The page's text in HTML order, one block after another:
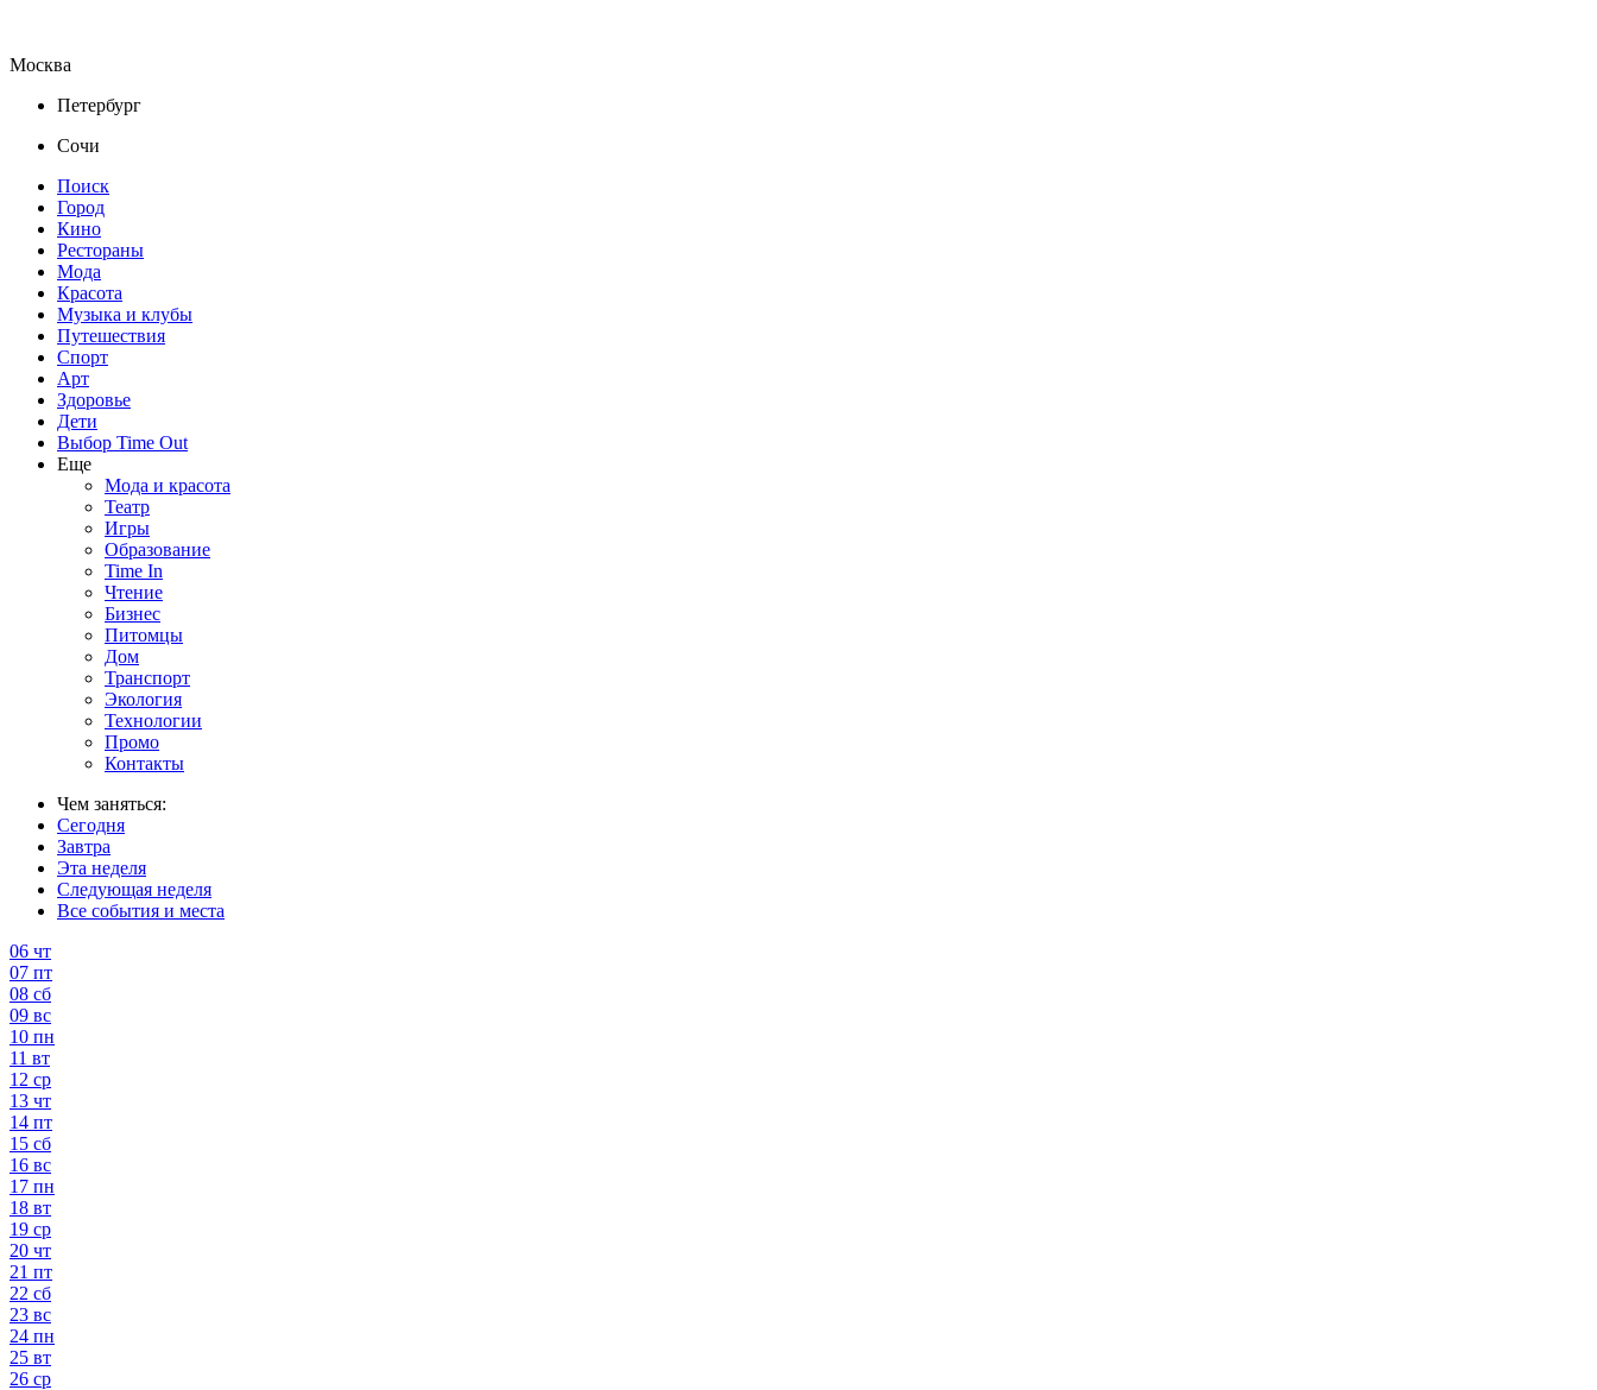
Москва
Петербург
Сочи
Поиск
Город
Кино
Рестораны
Мода
Красота
Музыка и клубы
Путешествия
Спорт
Арт
Здоровье
Дети
Выбор Time Out
Еще
Мода и красота
Театр
Игры
Образование
Time In
Чтение
Бизнес
Питомцы
Дом
Транспорт
Экология
Технологии
Промо
Контакты
Чем заняться:
Сегодня
Завтра
Эта неделя
Следующая неделя
Все события и места
06 чт
07 пт
08 сб
09 вс
10 пн
11 вт
12 ср
13 чт
14 пт
15 сб
16 вс
17 пн
18 вт
19 ср
20 чт
21 пт
22 сб
23 вс
24 пн
25 вт
26 ср